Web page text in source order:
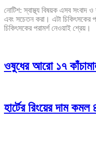
নোটিশ: স্বাস্থ্য বিষয়ক এসব সংবাদ
এবং সচেতন করা। এটা চিকিৎসকের
চিকিৎসকের পরামর্শ নেওয়াই শ্রেয়।
ওষুধের আরো ১৭
হার্টের রিংয়ের দাম